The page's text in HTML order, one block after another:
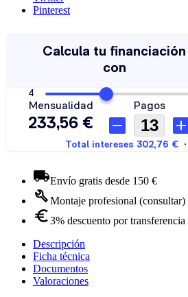
Pinterest
Envío gratis desde 150 €
Montaje profesional (consultar)
3% descuento por transferencia
Descripción
Ficha técnica
Documentos
Valoraciones